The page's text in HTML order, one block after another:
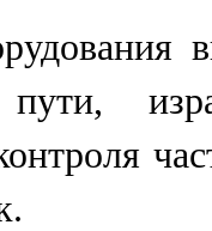
пути,